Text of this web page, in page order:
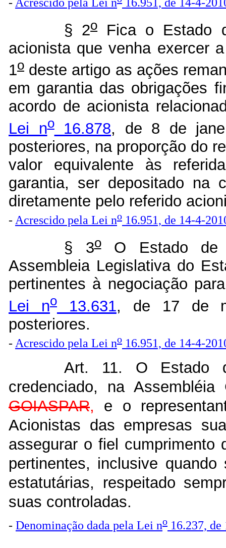
§ 2oFica o Estado
acionista que venha exercer
1o deste artigo as ações
em garantia das obrigações
acordo de acionista
Lei no16.878, de 8 de
posteriores, na proporção do
valor equivalente às
garantia, ser depositado na
diretamente pelo referido
- Acrescido pela Lei no 16.951, de 14-4-
§ 3oO Estado de
Assembleia Legislativa do
pertinentes à negociação
Lei no13.631, de 17 de
posteriores.
- Acrescido pela Lei no 16.951, de 14-4-
Art. 11. O Estado
credenciado, na
GOIASPAR, e o
Acionistas das empresas
assegurar o fiel cumprimento
pertinentes, inclusive
estatutárias, respeitado
suas controladas.
- Denominação dada pela Lei no 16.237,